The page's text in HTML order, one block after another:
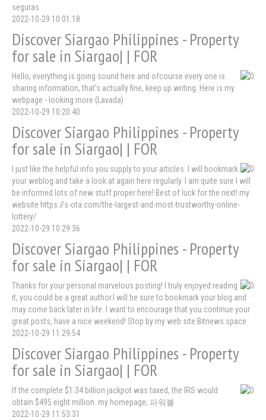
seguras
2022-10-29 10:01:18
Discover Siargao Philippines - Property
for sale in Siargao| | FOR
Hello, everything is going sound here and ofcourse every one is
sharing information, that's actually fine, keep up writing. Here is my
webpage - looking more (Lavada)
2022-10-29 10:20:40
Discover Siargao Philippines - Property
for sale in Siargao| | FOR
I just like the helpful info you supply to your articles. I will bookmark
your weblog and take a look at again here regularly. I am quite sure I will
be informed lots of new stuff proper here! Best of luck for the next! my
website https://s-ota.com/the-largest-and-most-trustworthy-online-
lottery/
2022-10-29 10:29:36
Discover Siargao Philippines - Property
for sale in Siargao| | FOR
Thanks for your personal marvelous posting! I truly enjoyed reading
it, you could be a great author.I will be sure to bookmark your blog and
may come back later in life. I want to encourage that you continue your
great posts, have a nice weekend! Stop by my web site Bitnews.space
2022-10-29 11:29:54
Discover Siargao Philippines - Property
for sale in Siargao| | FOR
If the complete $1.34 billion jackpot was taxed, the IRS would
obtain $495.eight million. my homepage; 파워볼
2022-10-29 11:53:31